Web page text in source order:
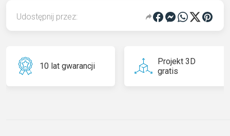
Udostępnij przez:
10 lat gwarancji
Projekt 3D
gratis